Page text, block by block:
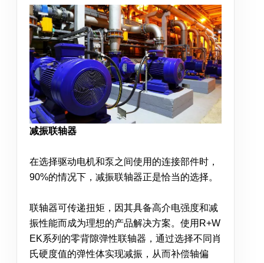
减振联轴器
在选择驱动电机和泵之间使用的连接部件时，
90%的情况下，减振联轴器正是恰当的选择。
联轴器可传递扭矩，因其具备高介电强度和减
振性能而成为理想的产品解决方案。使用R+W
EK系列的零背隙弹性联轴器，通过选择不同肖
氏硬度值的弹性体实现减振，从而补偿轴偏